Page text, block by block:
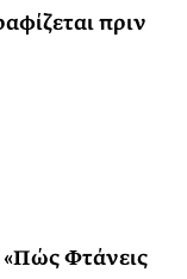
πριν
Φτάνεις